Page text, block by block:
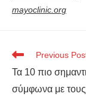
mayoclinic.org
Previous
Τα 10 πιο
σύμφωνα με